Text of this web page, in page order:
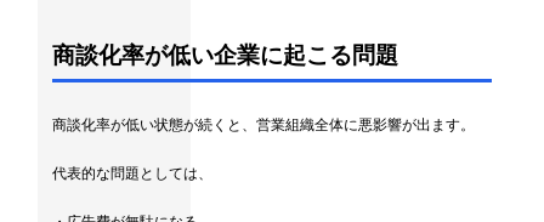
商談化率が低い企業に起こる問題
商談化率が低い状態が続くと、営業組織全体に悪影響が出ます。
代表的な問題としては、